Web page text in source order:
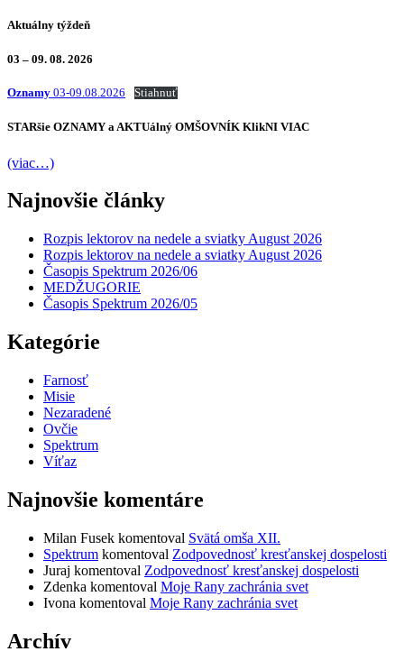
Aktuálny týždeň
03 – 09. 08. 2026
Oznamy 03-09.08.2026 Stiahnuť
STARšie OZNAMY a AKTUálný OMŠOVNÍK KlikNI VIAC
(viac…)
Najnovšie články
Rozpis lektorov na nedele a sviatky August 2026
Rozpis lektorov na nedele a sviatky August 2026
Časopis Spektrum 2026/06
MEDŽUGORIE
Časopis Spektrum 2026/05
Kategórie
Farnosť
Misie
Nezaradené
Ovčie
Spektrum
Víťaz
Najnovšie komentáre
Milan Fusek komentoval Svätá omša XII.
Spektrum komentoval Zodpovednosť kresťanskej dospelosti
Juraj komentoval Zodpovednosť kresťanskej dospelosti
Zdenka komentoval Moje Rany zachránia svet
Ivona komentoval Moje Rany zachránia svet
Archív